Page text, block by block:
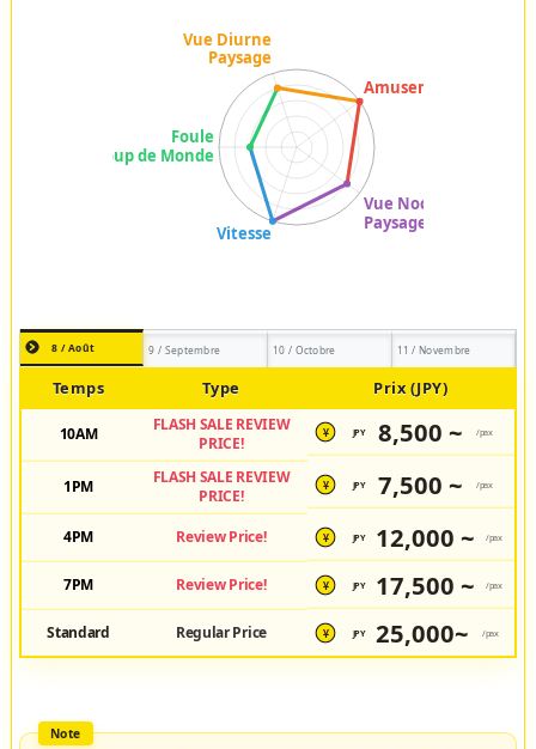
8 / Août 9 / Septembre 10 / Octobre 11 / Novembre
Temps Type Prix (JPY)
10AM
FLASH SALE REVIEW
PRICE!
¥ JPY 8,500 ~ /pax
1PM
FLASH SALE REVIEW
PRICE!
¥ JPY 7,500 ~ /pax
4PM Review Price! ¥ JPY 12,000 ~ /pax
7PM Review Price! ¥ JPY 17,500 ~ /pax
Standard Regular Price ¥ JPY 25,000~ /pax